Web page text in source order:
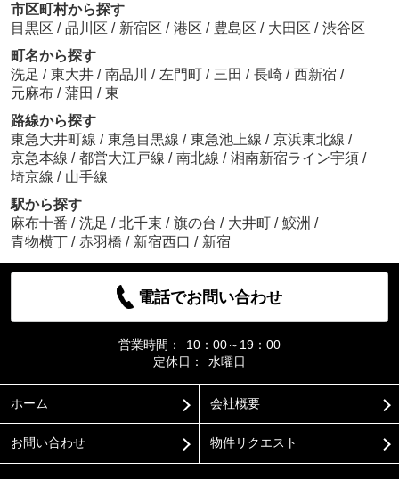
市区町村から探す
目黒区 / 品川区 / 新宿区 / 港区 / 豊島区 / 大田区 / 渋谷区
町名から探す
洗足 / 東大井 / 南品川 / 左門町 / 三田 / 長崎 / 西新宿 /
元麻布 / 蒲田 / 東
路線から探す
東急大井町線 / 東急目黒線 / 東急池上線 / 京浜東北線 /
京急本線 / 都営大江戸線 / 南北線 / 湘南新宿ライン宇須 /
埼京線 / 山手線
駅から探す
麻布十番 / 洗足 / 北千束 / 旗の台 / 大井町 / 鮫洲 /
青物横丁 / 赤羽橋 / 新宿西口 / 新宿
電話でお問い合わせ
営業時間：
10：00～19：00
定休日：
水曜日
ホーム 会社概要
お問い合わせ 物件リクエスト